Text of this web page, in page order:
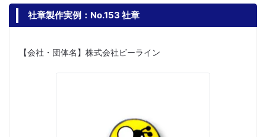
社章製作実例：No.153 社章
【会社・団体名】株式会社ビーライン